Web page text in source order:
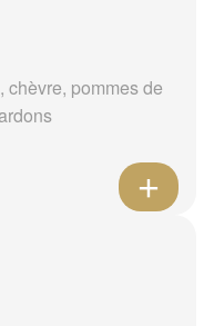
chèvre, pommes de